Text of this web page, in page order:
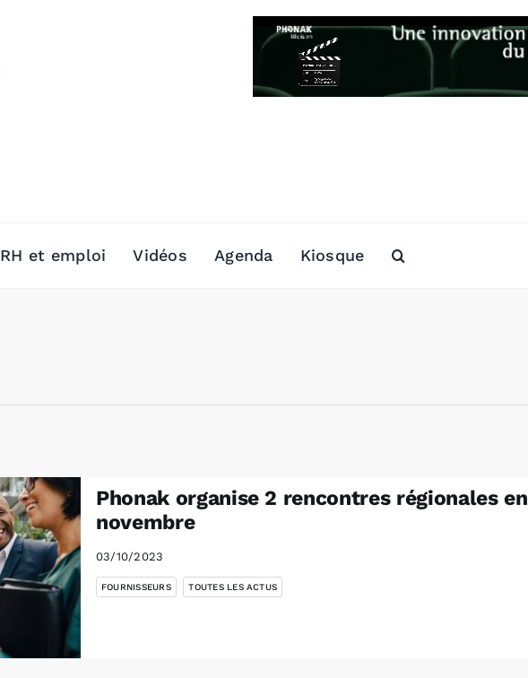
RH et emploi Vidéos Agenda Kiosque
Phonak organise 2 rencontres régionales en
novembre
03/10/2023
FOURNISSEURS TOUTES LES ACTUS